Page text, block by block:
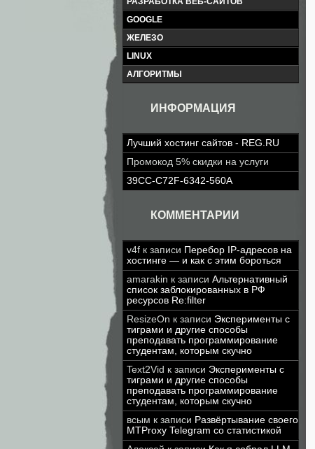
GOOGLE
ЖЕЛЕЗО
LINUX
АЛГОРИТМЫ
ИНФОРМАЦИЯ
Лучший хостинг сайтов - REG.RU
Промокод 5% скидки на услуги
39CC-C72F-6342-560A
КОММЕНТАРИИ
v4f к записи Перебор IP-адресов на
хостинге — и как с этим бороться
amarakin к записи Альтернативный
список заблокированных в РФ
ресурсов Re:filter
ResizeOn к записи Эксперименты с
тиграми и другие способы
преподавать программирование
студентам, которым скучно
Text2Vid к записи Эксперименты с
тиграми и другие способы
преподавать программирование
студентам, которым скучно
всым к записи Развёртывание своего
MTProxy Telegram со статистикой